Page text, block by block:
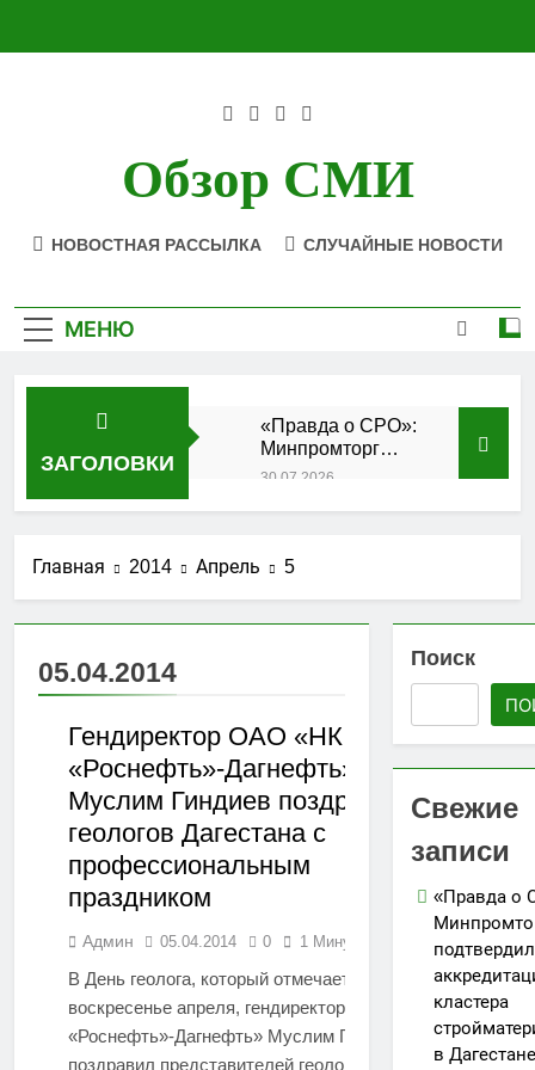
Обзор СМИ
НОВОСТНАЯ РАССЫЛКА СЛУЧАЙНЫЕ НОВОСТИ
МЕНЮ
ЗАГОЛОВКИ
«Правда о СРО»:
Минпромторг
подтвердил
кластера
в Дагестане
30.07.2026
«Гильдия
строителей
27.07.2026
изменения в
порядок ведения
АО «Мостоотряд»
строительству
посадочной
полосы
Вниманию членов
СРО! НОСТРОЙ
проводит
мониторинг
ситуации с
топливом
19.07.2026
Для детей
открыли набор
групп по
«Я-ДИЗАЙНЕР»
05.07.2026
Главная 2014 Апрель 5
05.04.2014
ДАГЕСТАН
Гендиректор ОАО «НК
«Роснефть»-Дагнефть»
Муслим Гиндиев поздравил
геологов Дагестана с
профессиональным
праздником
Админ 05.04.2014 0 1 Минуты
В День геолога, который отмечается в первое
воскресенье апреля, гендиректор ОАО «НК
«Роснефть»-Дагнефть» Муслим Гиндиев
поздравил представителей геологической
Поиск
Свежие
записи
«Правда о
подтвердил
кластера
в Дагестане